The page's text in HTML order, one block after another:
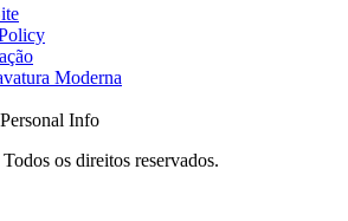
Moderna
Info
os direitos reservados.